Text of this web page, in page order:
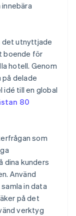
det utnyttjade
boende för
hotell. Genom
delade
idé till en global
80
som
dina kunders
Använd
in data
på det
verktyg